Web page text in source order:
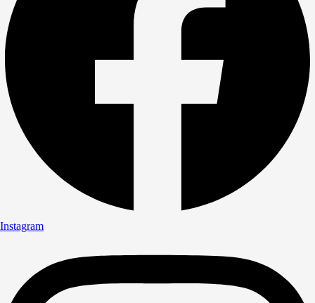
Instagram